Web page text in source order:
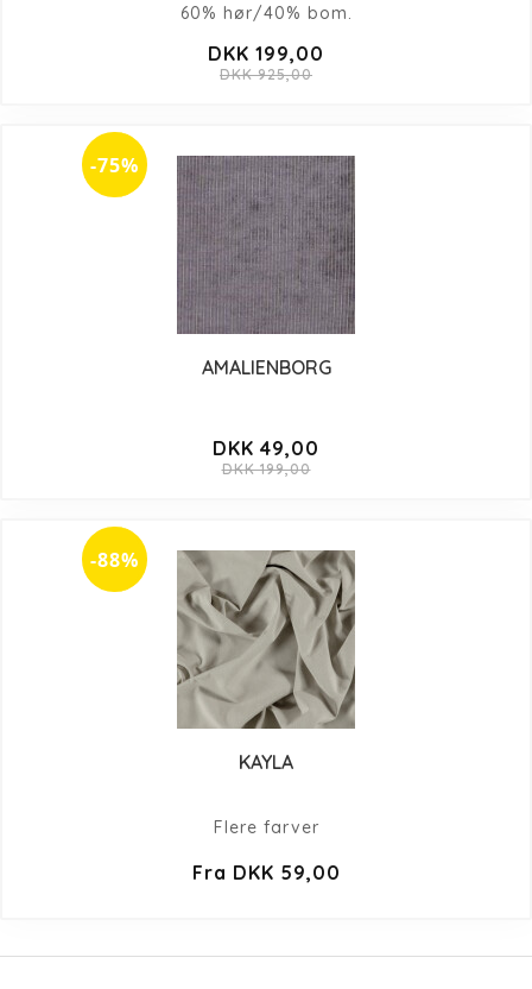
60% hør/40% bom.
DKK 199,00
DKK 925,00
-75%
AMALIENBORG
DKK 49,00
DKK 199,00
-88%
KAYLA
Flere farver
Fra DKK 59,00